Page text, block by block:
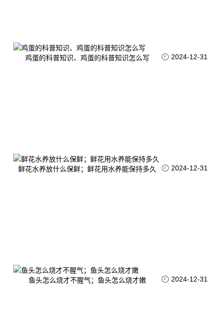
鸡蛋的科普知识、鸡蛋的科普知识怎么写 2024-12-31
鲜花水养放什么保鲜；鲜花用水养能保持多久 2024-12-31
鱼头怎么烧才不腥气；鱼头怎么烧才嫩 2024-12-31